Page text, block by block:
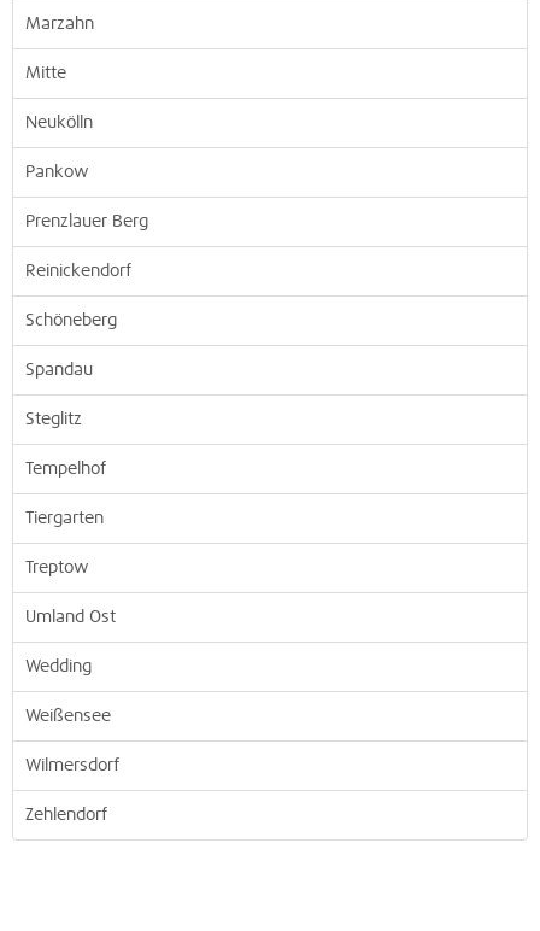
Marzahn
Mitte
Neukölln
Pankow
Prenzlauer Berg
Reinickendorf
Schöneberg
Spandau
Steglitz
Tempelhof
Tiergarten
Treptow
Umland Ost
Wedding
Weißensee
Wilmersdorf
Zehlendorf